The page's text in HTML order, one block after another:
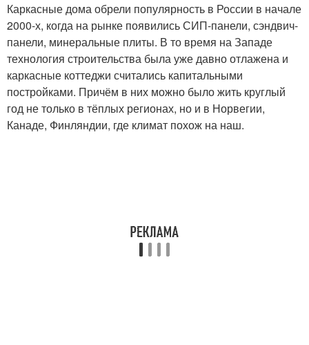
Каркасные дома обрели популярность в России в начале
2000-х, когда на рынке появились СИП-панели, сэндвич-
панели, минеральные плиты. В то время на Западе
технология строительства была уже давно отлажена и
каркасные коттеджи считались капитальными
постройками. Причём в них можно было жить круглый
год не только в тёплых регионах, но и в Норвегии,
Канаде, Финляндии, где климат похож на наш.